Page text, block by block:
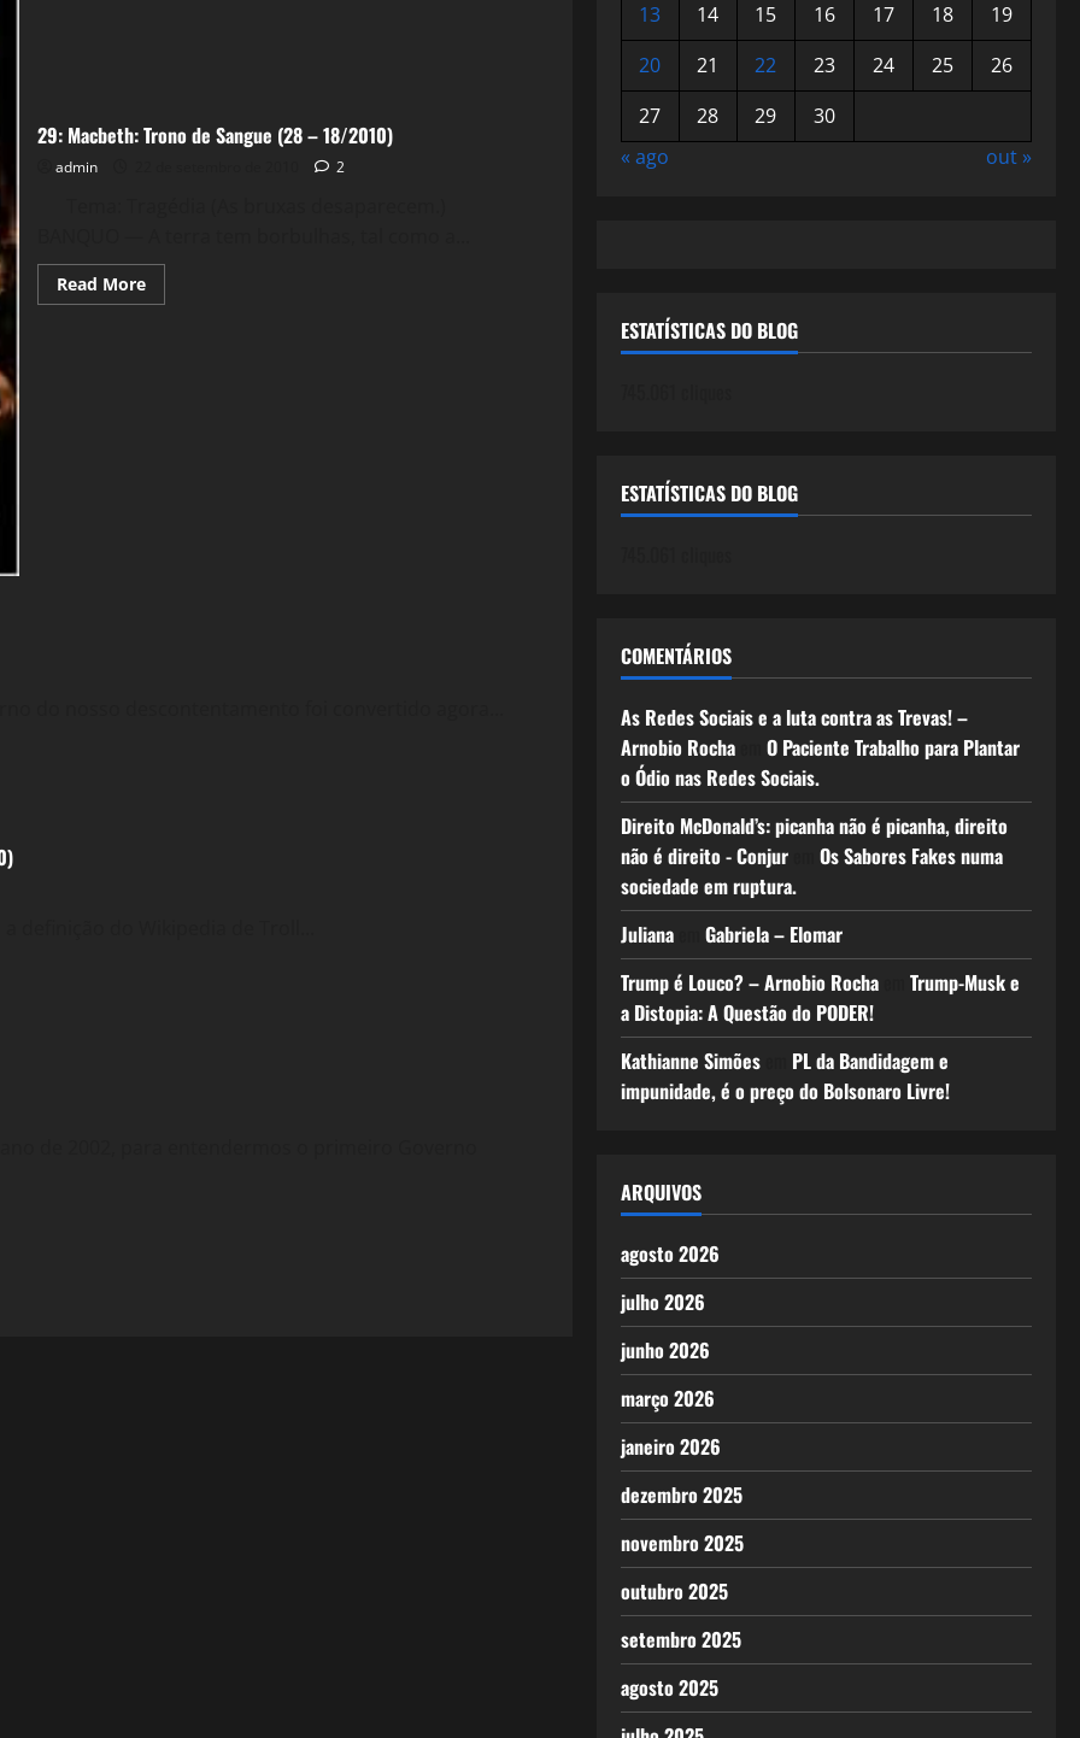
29: Macbeth: Trono de Sangue (28 – 18/2010)
admin 2
Read MoreRead
more
13
14 15 16 17 18
19
20
21 22 23 24 25
26
27
28 29
30
« ago
out »
ESTATÍSTICAS DO BLOG
ESTATÍSTICAS DO BLOG
COMENTÁRIOS
As Redes Sociais e a luta contra as Trevas! –
Arnobio Rochaem O Paciente Trabalho para Plantar
o Ódio nas Redes Sociais.
Direito McDonald’s: picanha não é picanha, direito
não é direito - Conjurem Os Sabores Fakes numa
sociedade em ruptura.
Julianaem Gabriela – Elomar
Trump é Louco? – Arnobio Rochaem Trump-Musk e
a Distopia: A Questão do PODER!
Kathianne Simõesem PL da Bandidagem e
impunidade, é o preço do Bolsonaro Livre!
ARQUIVOS
agosto 2026
julho 2026
junho 2026
março 2026
janeiro 2026
dezembro 2025
novembro 2025
outubro 2025
setembro 2025
agosto 2025